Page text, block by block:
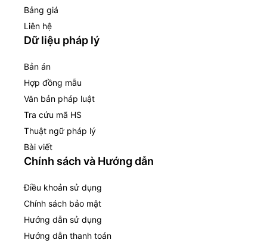
Bảng giá
Liên hệ
Dữ liệu pháp lý
Bản án
Hợp đồng mẫu
Văn bản pháp luật
Tra cứu mã HS
Thuật ngữ pháp lý
Bài viết
Chính sách và Hướng dẫn
Điều khoản sử dụng
Chính sách bảo mật
Hướng dẫn sử dụng
Hướng dẫn thanh toán